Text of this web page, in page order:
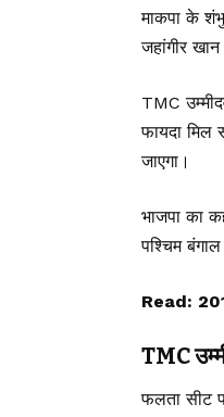
माकपा के
जहांगीर
TMC
फायदा मिल
जाएगा।
भाजपा का
पश्चिम
Read:
TMC
फलता सीट